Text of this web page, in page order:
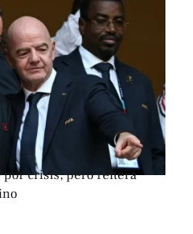
por crisis, pero reitera